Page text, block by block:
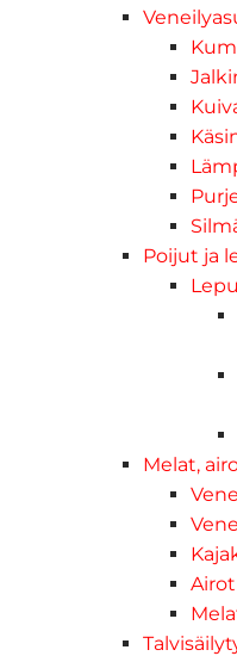
Poijut ja
Melat,
Airot